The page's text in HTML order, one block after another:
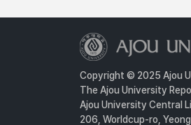
Copyright © 2025 Ajou
The Ajou University
Ajou University Central
206, Worldcup-ro,